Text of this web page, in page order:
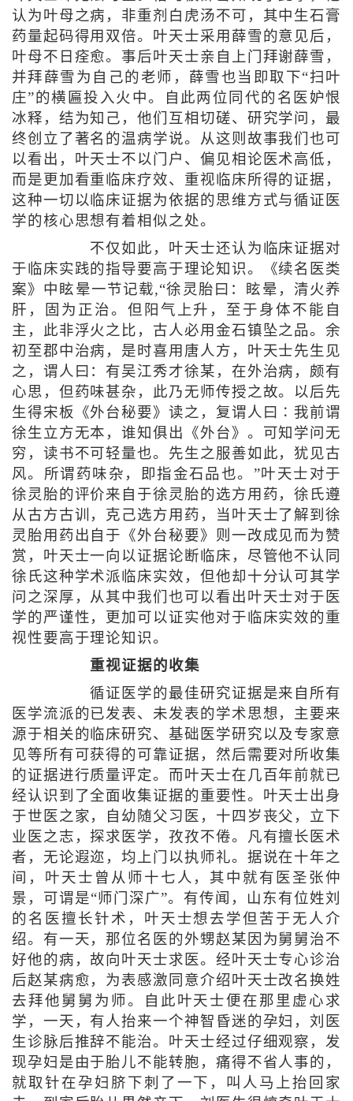
认为叶母之病，非重剂白虎汤不可，其中生石膏
药量起码得用双倍。叶天士采用薛雪的意见后，
叶母不日痊愈。事后叶天士亲自上门拜谢薛雪，
并拜薛雪为自己的老师，薛雪也当即取下“扫叶
庄”的横匾投入火中。自此两位同代的名医妒恨
冰释，结为知己，他们互相切磋、研究学问，最
终创立了著名的温病学说。从这则故事我们也可
以看出，叶天士不以门户、偏见相论医术高低，
而是更加看重临床疗效、重视临床所得的证据，
这种一切以临床证据为依据的思维方式与循证医
学的核心思想有着相似之处。
不仅如此，叶天士还认为临床证据对
于临床实践的指导要高于理论知识。《续名医类
案》中眩晕一节记载,“徐灵胎曰：眩晕，清火养
肝，固为正治。但阳气上升，至于身体不能自
主，此非浮火之比，古人必用金石镇坠之品。余
初至郡中治病，是时喜用唐人方，叶天士先生见
之，谓人曰：有吴江秀才徐某，在外治病，颇有
心思，但药味甚杂，此乃无师传授之故。以后先
生得宋板《外台秘要》读之，复谓人曰∶我前谓
徐生立方无本，谁知俱出《外台》。可知学问无
穷，读书不可轻量也。先生之服善如此，犹见古
风。所谓药味杂，即指金石品也。”叶天士对于
徐灵胎的评价来自于徐灵胎的选方用药，徐氏遵
从古方古训，克己选方用药，当叶天士了解到徐
灵胎用药出自于《外台秘要》则一改成见而为赞
赏，叶天士一向以证据论断临床，尽管他不认同
徐氏这种学术派临床实效，但他却十分认可其学
问之深厚，从其中我们也可以看出叶天士对于医
学的严谨性，更加可以证实他对于临床实效的重
视性要高于理论知识。
重视证据的收集
循证医学的最佳研究证据是来自所有
医学流派的已发表、未发表的学术思想，主要来
源于相关的临床研究、基础医学研究以及专家意
见等所有可获得的可靠证据，然后需要对所收集
的证据进行质量评定。而叶天士在几百年前就已
经认识到了全面收集证据的重要性。叶天士出身
于世医之家，自幼随父习医，十四岁丧父，立下
业医之志，探求医学，孜孜不倦。凡有擅长医术
者，无论遐迩，均上门以执师礼。据说在十年之
间，叶天士曾从师十七人，其中就有医圣张仲
景，可谓是“师门深广”。有传闻，山东有位姓刘
的名医擅长针术，叶天士想去学但苦于无人介
绍。有一天，那位名医的外甥赵某因为舅舅治不
好他的病，故向叶天士求医。经叶天士专心诊治
后赵某病愈，为表感激同意介绍叶天士改名换姓
去拜他舅舅为师。自此叶天士便在那里虚心求
学，一天，有人抬来一个神智昏迷的孕妇，刘医
生诊脉后推辞不能治。叶天士经过仔细观察，发
现孕妇是由于胎儿不能转胞，痛得不省人事的，
就取针在孕妇脐下刺了一下，叫人马上抬回家